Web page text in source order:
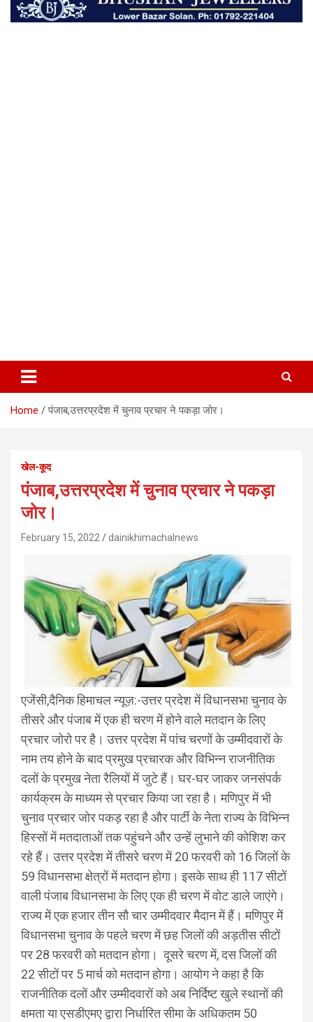
Home पंजाब,उत्तरप्रदेश में चुनाव प्रचार ने पकड़ा जोर।
खेल-कूद
पंजाब,उत्तरप्रदेश में चुनाव प्रचार ने पकड़ा
जोर।
February 15, 2022 dainikhimachalnews
एजेंसी,दैनिक हिमाचल न्यूज़:-उत्तर प्रदेश में विधानसभा चुनाव के
तीसरे और पंजाब में एक ही चरण में होने वाले मतदान के लिए
प्रचार जोरो पर है। उत्तर प्रदेश में पांच चरणों के उम्मीदवारों के
नाम तय होने के बाद प्रमुख प्रचारक और विभिन्न राजनीतिक
दलों के प्रमुख नेता रैलियों में जुटे हैं। घर-घर जाकर जनसंपर्क
कार्यक्रम के माध्‍यम से प्रचार किया जा रहा है। मणिपुर में भी
चुनाव प्रचार जोर पकड़ रहा है और पार्टी के नेता राज्य के विभिन्न
हिस्सों में मतदाताओं तक पहुंचने और उन्हें लुभाने की कोशिश कर
रहे हैं। उत्तर प्रदेश में तीसरे चरण में 20 फरवरी को 16 जिलों के
59 विधानसभा क्षेत्रों में मतदान होगा। इसके साथ ही 117 सीटों
वाली पंजाब विधानसभा के लिए एक ही चरण में वोट डाले जाएंगे।
राज्‍य में एक हजार तीन सौ चार उम्मीदवार मैदान में हैं। मणिपुर में
विधानसभा चुनाव के पहले चरण में छह जिलों की अड़तीस सीटों
पर 28 फरवरी को मतदान होगा। दूसरे चरण में, दस जिलों की
22 सीटों पर 5 मार्च को मतदान होगा। आयोग ने कहा है कि
राजनीतिक दलों और उम्मीदवारों को अब निर्दिष्ट खुले स्थानों की
क्षमता या एसडीएमए द्वारा निर्धारित सीमा के अधिकतम 50